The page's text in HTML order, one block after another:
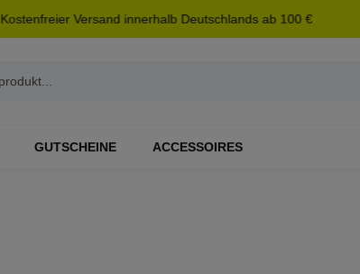
Kostenfreier Versand innerhalb Deutschlands ab 100 €
GUTSCHEINE ACCESSOIRES